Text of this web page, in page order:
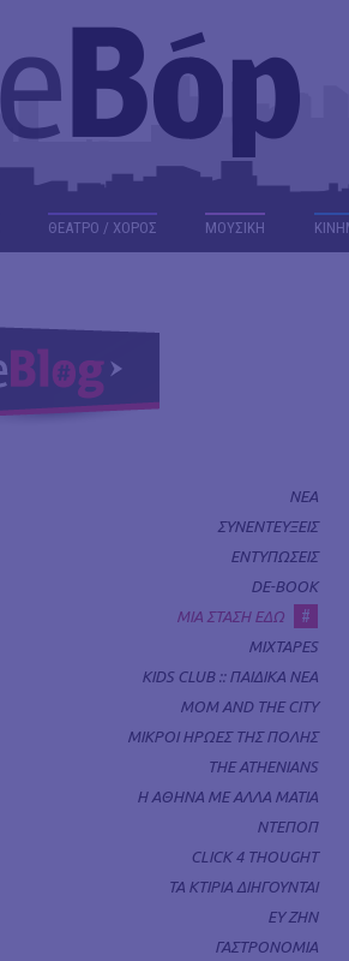
ΘΕΑΤΡΟ / ΧΟΡΟΣ ΜΟΥΣΙΚΗ
ΝΕΑ
ΣΥΝΕΝΤΕΥΞΕΙΣ
ΕΝΤΥΠΩΣΕΙΣ
DE-BOOK
ΜΙΑ ΣΤΑΣΗ ΕΔΩ
#
MIXTAPES
KIDS CLUB :: ΠΑΙΔΙΚΑ ΝΕΑ
MOM AND THE CITY
ΜΙΚΡΟΙ ΗΡΩΕΣ ΤΗΣ ΠΟΛΗΣ
THE ATHENIANS
Η ΑΘΗΝΑ ΜΕ ΑΛΛΑ ΜΑΤΙΑ
ΝΤΕΠΟΠ
CLICK 4 THOUGHT
ΤΑ ΚΤΙΡΙΑ ΔΙΗΓΟΥΝΤΑΙ
ΕΥ ΖΗΝ
ΓΑΣΤΡΟΝΟΜΙΑ